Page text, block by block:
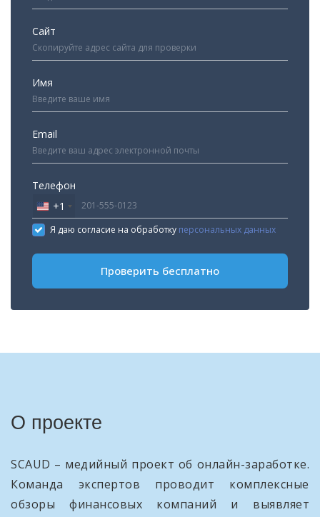
Сайт
Имя
Email
Телефон
United
States
+1
+1
Я даю согласие на обработку персональных данных
Проверить бесплатно
О проекте
SCAUD – медийный проект об онлайн-заработке.
Команда экспертов проводит комплексные
обзоры финансовых компаний и выявляет